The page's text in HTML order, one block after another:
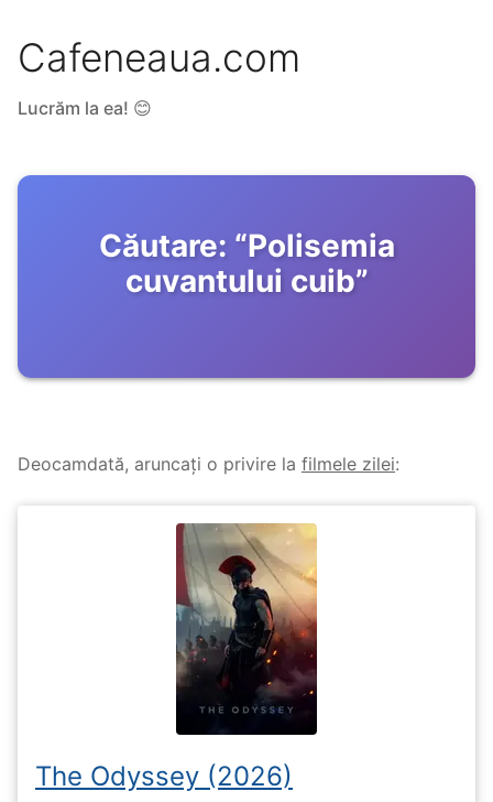
Cafeneaua.com
Lucrăm la ea! 😊
Căutare: “Polisemia
cuvantului cuib”
Deocamdată, aruncați o privire la filmele zilei:
The Odyssey (2026)